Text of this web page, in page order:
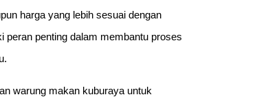
harga yang lebih sesuai dengan
peran penting dalam membantu proses
warung makan kuburaya untuk